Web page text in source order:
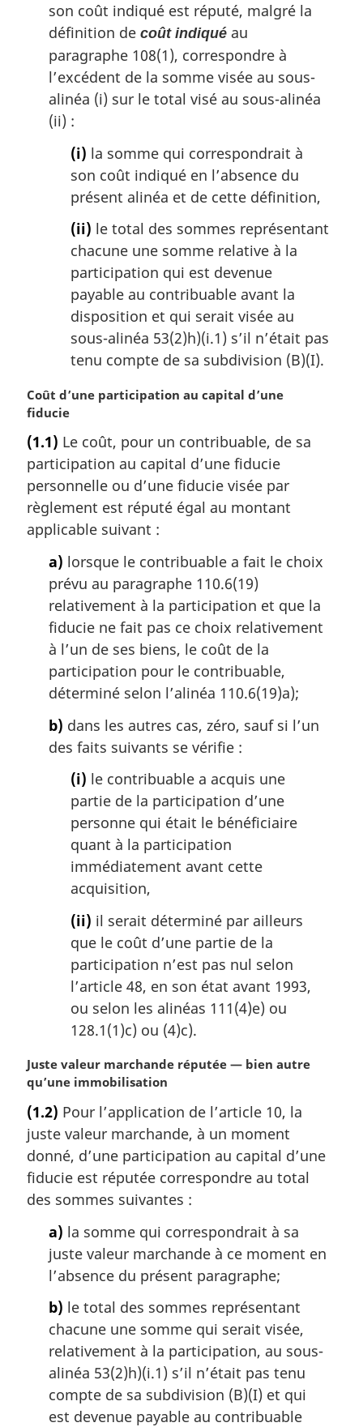
son coût indiqué est réputé, malgré la
définition de coût indiqué au
paragraphe 108(1), correspondre à
l’excédent de la somme visée au sous-
alinéa (i) sur le total visé au sous-alinéa
(ii) :
(i) la somme qui correspondrait à
son coût indiqué en l’absence du
présent alinéa et de cette définition,
(ii) le total des sommes représentant
chacune une somme relative à la
participation qui est devenue
payable au contribuable avant la
disposition et qui serait visée au
sous-alinéa 53(2)h)(i.1) s’il n’était pas
tenu compte de sa subdivision (B)(I).
N
o
e
m
a
r
i
Coût d’une participation au capital d’une
fiducie
(1.1) Le coût, pour un contribuable, de sa
participation au capital d’une fiducie
personnelle ou d’une fiducie visée par
règlement est réputé égal au montant
applicable suivant :
a) lorsque le contribuable a fait le choix
prévu au paragraphe 110.6(19)
relativement à la participation et que la
fiducie ne fait pas ce choix relativement
à l’un de ses biens, le coût de la
participation pour le contribuable,
déterminé selon l’alinéa 110.6(19)a);
b) dans les autres cas, zéro, sauf si l’un
des faits suivants se vérifie :
(i) le contribuable a acquis une
partie de la participation d’une
personne qui était le bénéficiaire
quant à la participation
immédiatement avant cette
acquisition,
(ii) il serait déterminé par ailleurs
que le coût d’une partie de la
participation n’est pas nul selon
l’article 48, en son état avant 1993,
ou selon les alinéas 111(4)e) ou
128.1(1)c) ou (4)c).
N
o
e
m
a
r
i
Juste valeur marchande réputée — bien autre
qu’une immobilisation
(1.2) Pour l’application de l’article 10, la
juste valeur marchande, à un moment
donné, d’une participation au capital d’une
fiducie est réputée correspondre au total
des sommes suivantes :
a) la somme qui correspondrait à sa
juste valeur marchande à ce moment en
l’absence du présent paragraphe;
b) le total des sommes représentant
chacune une somme qui serait visée,
relativement à la participation, au sous-
alinéa 53(2)h)(i.1) s’il n’était pas tenu
compte de sa subdivision (B)(I) et qui
est devenue payable au contribuable